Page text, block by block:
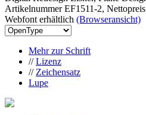
Artikelnummer EF1511-2, Nettopreis
Webfont erhältlich (Browseransicht)
Mehr zur Schrift
//Lizenz
// Zeichensatz
Lupe